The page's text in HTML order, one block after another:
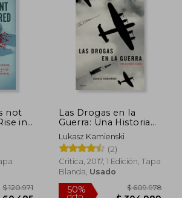
not
in
Las Drogas en la
Guerra: Una Historia
Global
Lukasz Kamienski
(2)
Critica, 2017, 1 Edición, Tapa
Blanda, Usado